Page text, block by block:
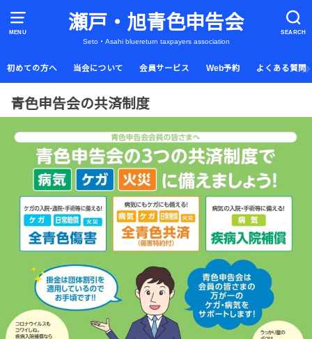
MENU SEARCH
瀬戸・旭青色申告会
Seto・Asahi bluereturn taxpayers association
初めての方へ 当会について 会員サービス Web予約 よくある質問
青色申告会の共済制度